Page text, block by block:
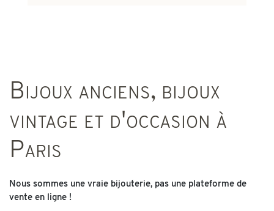
Bijoux anciens, bijoux
vintage et d'occasion à
Paris
Nous sommes une vraie bijouterie, pas une plateforme de
vente en ligne !